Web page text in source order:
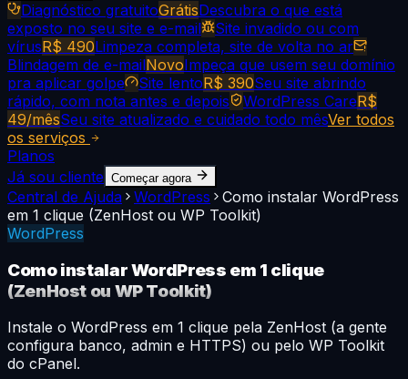
Diagnóstico gratuitoGrátisDescubra o que está
exposto no seu site e e-mail
Site invadido ou com
vírusR$ 490Limpeza completa, site de volta no ar
Blindagem de e-mailNovoImpeça que usem seu domínio
pra aplicar golpe
Site lentoR$ 390Seu site abrindo
rápido, com nota antes e depois
WordPress CareR$
49/mêsSeu site atualizado e cuidado todo mêsVer todos
os serviços
Planos
Já sou cliente Começar agora
Central de Ajuda WordPress
Como instalar WordPress
em 1 clique (ZenHost ou WP Toolkit)
WordPress
Como instalar WordPress em 1 clique
(ZenHost ou WP Toolkit)
Instale o WordPress em 1 clique pela ZenHost (a gente
configura banco, admin e HTTPS) ou pelo WP Toolkit
do cPanel.